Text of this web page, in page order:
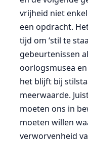
vrijheid niet
een opdracht.
tijd om ‘stil te
gebeurtenissen
oorlogsmusea
het blijft bij
meerwaarde.
moeten ons in
moeten willen
verworvenheid